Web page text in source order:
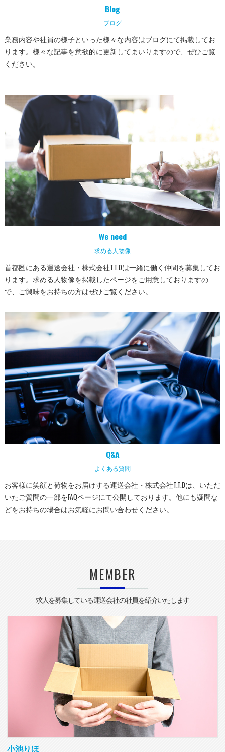
Blog
ブログ
業務内容や社員の様子といった様々な内容はブログにて掲載してお
ります。様々な記事を意欲的に更新してまいりますので、ぜひご覧
ください。
We need
求める人物像
首都圏にある運送会社・株式会社T.T.Dは一緒に働く仲間を募集してお
ります。求める人物像を掲載したページをご用意しておりますの
で、ご興味をお持ちの方はぜひご覧ください。
Q&A
よくある質問
お客様に笑顔と荷物をお届けする運送会社・株式会社T.T.Dは、いただ
いたご質問の一部をFAQページにて公開しております。他にも疑問な
どをお持ちの場合はお気軽にお問い合わせください。
求人を募集している運送会社の社員を紹介いたします
MEMBER
小池りほ